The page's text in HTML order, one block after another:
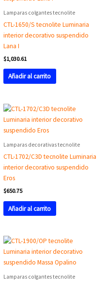
Lamparas colgantes tecnolite
CTL-1650/S tecnolite Luminaria
interior decorativo suspendido
Lana I
$1,030.61
Añadir al carrito
Lamparas decorativas tecnolite
CTL-1702/C3D tecnolite Luminaria
interior decorativo suspendido
Eros
$650.75
Añadir al carrito
Lamparas colgantes tecnolite